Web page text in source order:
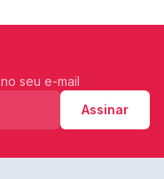
seu e-mail
Assinar